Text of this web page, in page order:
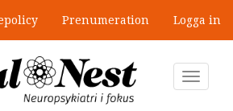
Prenumeration Logga in
Toggle
gick bra – just därför togs
bort”